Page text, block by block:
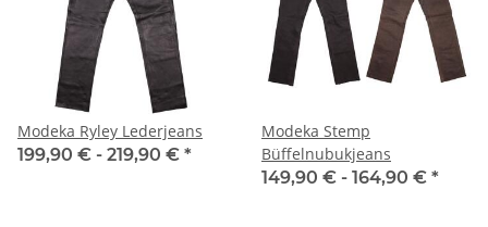
Modeka Ryley Lederjeans
199,90 € - 219,90 € *
Modeka Stemp
Büffelnubukjeans
149,90 € - 164,90 € *